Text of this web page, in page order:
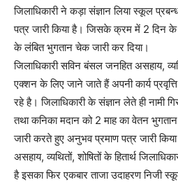
जिलाधिकारी ने कड़ा संज्ञान लिया स्कूल
पत्र जारी किया है। जिसके क्रम में 2 दिन के
के लंबित भुगतान चेक जारी कर दिया।
जिलाधिकारी सविन बंसल जनहित असहाय,
एक्शन के लिए जाने जाते हैं अपनी कार्य
रहे है। जिलाधिकारी के संज्ञान लेते ही नामी
तथा कनिका मदान को 2 माह का वेतन
जारी करते हुए अनुभव प्रमाण पत्र जारी
असहाय, व्यथितों, शोषितों के हितार्थ
है इसका फिर एकबार ताजा उदाहरण निजी